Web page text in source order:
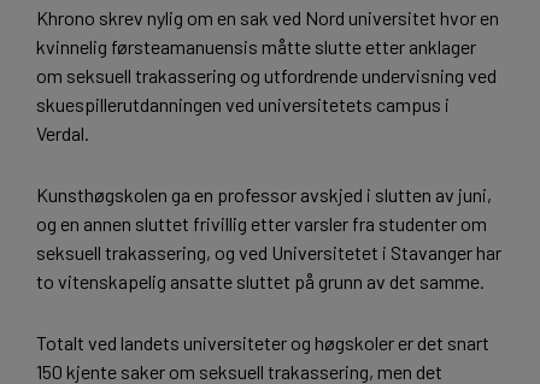
Khrono skrev nylig om en sak ved Nord universitet hvor en
kvinnelig førsteamanuensis måtte slutte etter anklager
om seksuell trakassering og utfordrende undervisning ved
skuespillerutdanningen ved universitetets campus i
Verdal.
Kunsthøgskolen ga en professor avskjed i slutten av juni,
og en annen sluttet frivillig etter varsler fra studenter om
seksuell trakassering, og ved Universitetet i Stavanger har
to vitenskapelig ansatte sluttet på grunn av det samme.
Totalt ved landets universiteter og høgskoler er det snart
150 kjente saker om seksuell trakassering, men det